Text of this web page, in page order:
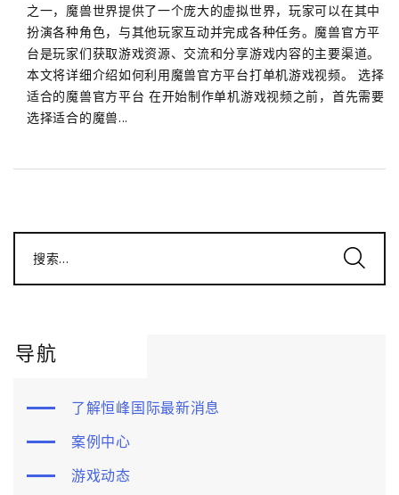
之一，魔兽世界提供了一个庞大的虚拟世界，玩家可以在其中
扮演各种角色，与其他玩家互动并完成各种任务。魔兽官方平
台是玩家们获取游戏资源、交流和分享游戏内容的主要渠道。
本文将详细介绍如何利用魔兽官方平台打单机游戏视频。 选择
适合的魔兽官方平台 在开始制作单机游戏视频之前，首先需要
选择适合的魔兽...
搜索...
导航
了解恒峰国际最新消息
案例中心
游戏动态